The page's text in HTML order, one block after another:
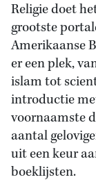
Religie doet
grootste
Amerikaanse
er een plek,
islam tot
introductie
voornaamste
aantal
uit een keur
boeklijsten.